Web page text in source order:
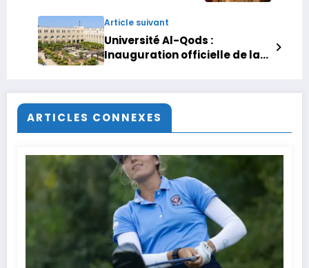
Article suivant
Université Al-Qods :
Inauguration officielle de la
ARTICLES CONNEXES